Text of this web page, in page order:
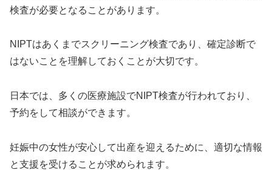
検査が必要となることがあります。
NIPTはあくまでスクリーニング検査であり、確定診断で
はないことを理解しておくことが大切です。
日本では、多くの医療施設でNIPT検査が行われており、
予約をして相談ができます。
妊娠中の女性が安心して出産を迎えるために、適切な情報
と支援を受けることが求められます。